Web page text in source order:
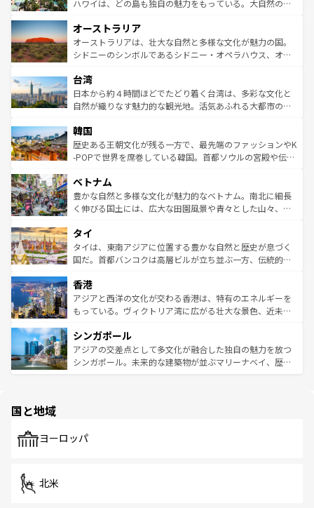
西部には大自然が広がり、グランドキャニオンやイエロー
部のニューオーリンズでは、音楽と美食が融合した独特の
文化が魅力。旅行者はアメリカの各地域で異なる魅力を楽
しみながら、その多様性と豊かな歴史を感じることができ
ならではの贅沢な旅のスタイルだ。 なお、新着のアメリカ
情報はコンテンツ一覧を参照してほしい。
ハワイは、どの島も独自の魅力をもっている。大自然の神
ワイ島は見逃せない。また、定番の観光地といえばオアフ
島だが、静かな自然を求めるならマウイ島やカウアイ島が
おすすめ。エメラルドグリーンに輝く海をはじめ、豊かな
れるおもてなしの心で訪れる人々を迎えてくれるハワイの
人々、おいしいローカルフードやハワイアンミュージッ
ク、伝統的なフラダンスなど、すべてがハワイの魅力を彩
ワイを、存分に味わってほしい。 なお、新着のハワイ情報
はコンテンツ一覧を参照してほしい。
オーストラリア
オーストラリアは、壮大な自然と多様な文化が魅力の国。
シドニーのシンボルであるシドニー・オペラハウス、オー
リアリーフや大陸中央部にそびえるウルル（エアーズロッ
ク）、タスマニアの美しい原生林やケアンズの熱帯雨林な
ど、見どころがたくさん。また、カフェやワイン、オージ
いる。アクティビティも充実しており、サーフィンやダイ
ビング、ハイキングなど、アウトドア好きにはたまらな
い。オーストラリアの多彩な魅力を存分に味わいつくそ
参照してほしい。
台湾
日本から約４時間ほどでたどり着く台湾は、多彩な文化と
自然が織りなす魅力的な観光地。活気あふれる大都市の台
ン）、静ひつな山岳地帯である台湾東部など、都市の喧騒
と山間の静けさが共存しており、訪れる人に新しい発見と
驚きをもたらしてくれる。また、奥深い台湾の食文化も魅
容にもいいと評判のスイーツなど、バラエティ豊かな料理
が味わえる。 なお、新着の台湾情報は コンテンツ一覧を参
照してほしい。
韓国
歴史ある王朝文化が残る一方で、最先端のファッションやK
-POPで世界を席巻している韓国。首都ソウルの宮殿や伝統
き、地方に足を延ばせば四季折々の自然美を楽しむことが
できる。そして、キムチや焼肉、絶品のストリートフード
まで、さまざまな韓国料理が待っている。夜には、韓国な
リティに包まれながら、韓国の多彩な魅力を心ゆくまで味
わってみてほしい。 なお、新着の韓国情報はコンテンツ一
覧を参照してほしい。
ベトナム
豊かな自然と多様な文化が魅力的なベトナム。南北に細長
く伸びる国土には、広大な田園風景や青々とした山々、世
急速な発展と共に伝統が息づく。ハノイの古い町並みやホ
ーチミン市のフランス統治時代の建物も、独特の雰囲気を
醸し出している。また、バラエティの豊かさとおいしさで
とつ。フォーやバインミー、ベトナムコーヒーなどは、ぜ
ひ現地で味わいたい。どの地域を訪れてもあたたかい人々
が旅行者を迎えてくれるので、きっと忘れられない旅にな
参照してほしい。
タイ
タイは、東南アジアに位置する豊かな自然と歴史が息づく
国だ。首都バンコクは高層ビルが立ち並ぶ一方、伝統的な
の活気が交差している。北部ではチェンマイなどの山岳地
帯で自然と触れ合い、南部ではプーケットやクラビの美し
いビーチでリゾート気分を楽しむことができる。タイ料理
激する。気候は一年中温暖で、どの季節にも異なる楽しみ
が待っている。親しみやすいタイの人々、仏教を中心とし
た文化、そして多様な観光資源が、訪れる旅人を魅了し続
香港
アジアと西洋の文化が交わる香港は、特有のエネルギーを
もっている。ヴィクトリア湾に広がる壮大な景色、近未来
み、どこを訪れても感動するはず。観光スポットが密集し
ており、効率よく見どころを回れるのも魅力。息をのむよ
うな絶景から文化的な体験まで、香港を存分に楽しみ尽く
シンガポール
アジアの交差点として多文化が融合した独自の魅力を放つ
シンガポール。未来的な建築物が並ぶマリーナベイ、歴史
で、ホーカーズは地元の風情を楽しめる外せないスポット
国と地域
ヨーロッパ
北米